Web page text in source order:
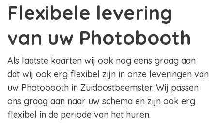
Flexibele levering
van uw Photobooth
Als laatste kaarten wij ook nog eens graag aan
dat wij ook erg flexibel zijn in onze leveringen van
uw Photobooth in Zuidoostbeemster. Wij passen
ons graag aan naar uw schema en zijn ook erg
flexibel in de periode van het huren.